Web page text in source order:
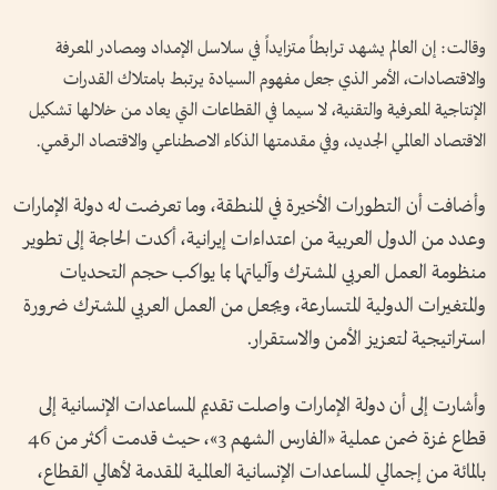
وقالت: إن العالم يشهد ترابطاً متزايداً في سلاسل الإمداد ومصادر المعرفة
والاقتصادات، الأمر الذي جعل مفهوم السيادة يرتبط بامتلاك القدرات
الإنتاجية المعرفية والتقنية، لا سيما في القطاعات التي يعاد من خلالها تشكيل
الاقتصاد العالمي الجديد، وفي مقدمتها الذكاء الاصطناعي والاقتصاد الرقمي.
وأضافت أن التطورات الأخيرة في المنطقة، وما تعرضت له دولة الإمارات
وعدد من الدول العربية من اعتداءات إيرانية، أكدت الحاجة إلى تطوير
منظومة العمل العربي المشترك وآلياتها بما يواكب حجم التحديات
والمتغيرات الدولية المتسارعة، ويجعل من العمل العربي المشترك ضرورة
استراتيجية لتعزيز الأمن والاستقرار.
وأشارت إلى أن دولة الإمارات واصلت تقديم المساعدات الإنسانية إلى
قطاع غزة ضمن عملية «الفارس الشهم 3»، حيث قدمت أكثر من 46
بالمائة من إجمالي المساعدات الإنسانية العالمية المقدمة لأهالي القطاع،